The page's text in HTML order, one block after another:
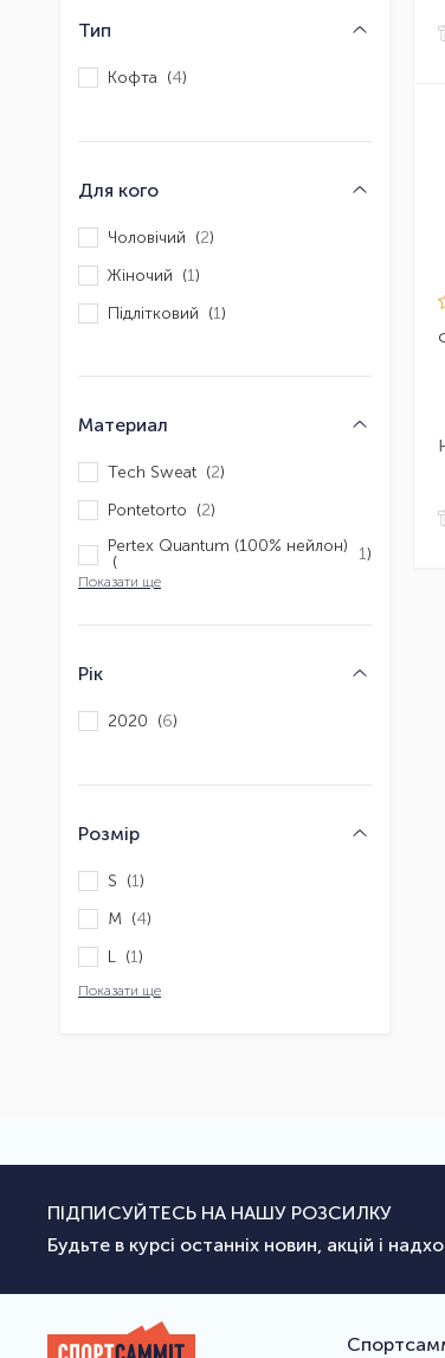
Тип
Кофта (4)
Для кого
Чоловічий (2)
Жіночий (1)
Підлітковий (1)
Материал
Tech Sweat (2)
Pontetorto (2)
Pertex Quantum (100% нейлон)
(
1)
Показати ще
Рік
2020 (6)
Розмір
S (1)
M (4)
L (1)
Показати ще
ПІДПИСУЙТЕСЬ НА НАШУ РОЗСИЛКУ
Будьте в курсі останніх новин, акцій і